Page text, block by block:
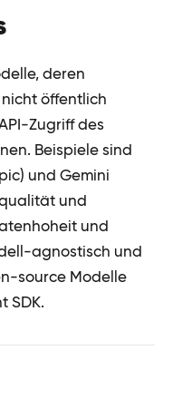
deren
öffentlich
Zugriff des
Beispiele sind
und Gemini
und
und
agnostisch und
source Modelle
SDK.